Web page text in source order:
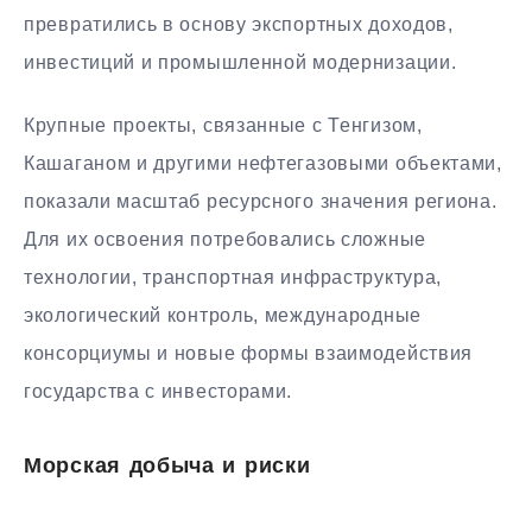
превратились в основу экспортных доходов,
инвестиций и промышленной модернизации.
Крупные проекты, связанные с Тенгизом,
Кашаганом и другими нефтегазовыми объектами,
показали масштаб ресурсного значения региона.
Для их освоения потребовались сложные
технологии, транспортная инфраструктура,
экологический контроль, международные
консорциумы и новые формы взаимодействия
государства с инвесторами.
Морская добыча и риски